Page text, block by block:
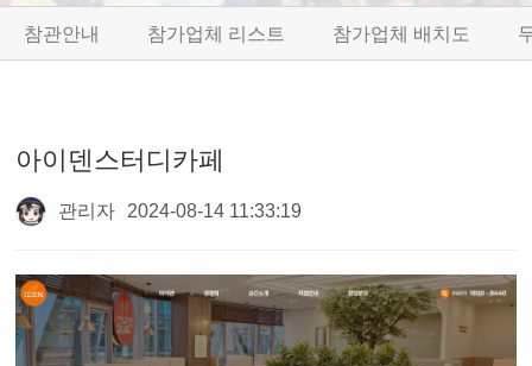
참관안내 참가업체 리스트 참가업체 배치도
아이덴스터디카페
관리자 2024-08-14 11:33:19